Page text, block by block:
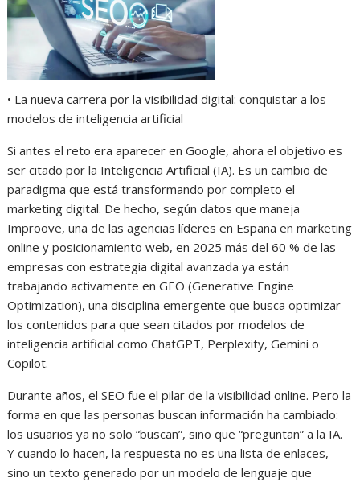
• La nueva carrera por la visibilidad digital: conquistar a los
modelos de inteligencia artificial
Si antes el reto era aparecer en Google, ahora el objetivo es
ser citado por la Inteligencia Artificial (IA). Es un cambio de
paradigma que está transformando por completo el
marketing digital. De hecho, según datos que maneja
Improove, una de las agencias líderes en España en marketing
online y posicionamiento web, en 2025 más del 60 % de las
empresas con estrategia digital avanzada ya están
trabajando activamente en GEO (Generative Engine
Optimization), una disciplina emergente que busca optimizar
los contenidos para que sean citados por modelos de
inteligencia artificial como ChatGPT, Perplexity, Gemini o
Copilot.
Durante años, el SEO fue el pilar de la visibilidad online. Pero la
forma en que las personas buscan información ha cambiado:
los usuarios ya no solo “buscan”, sino que “preguntan” a la IA.
Y cuando lo hacen, la respuesta no es una lista de enlaces,
sino un texto generado por un modelo de lenguaje que